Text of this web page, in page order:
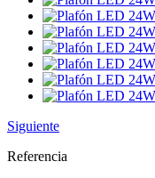
Siguiente
Referencia